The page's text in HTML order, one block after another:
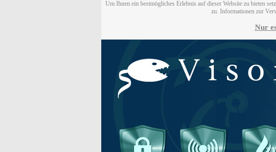
Um Ihnen ein bestmögliches Erlebnis auf dieser Website zu bieten
zu. Informationen zur
Nur